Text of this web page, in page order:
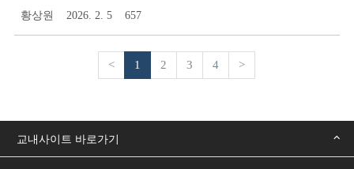
황상원 2026. 2. 5 657
< 1 2 3 4 >
교내사이트 바로가기